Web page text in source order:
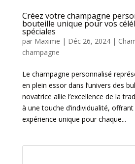
Créez votre champagne
bouteille unique pour vos
spéciales
par Maxime | Déc 26, 2024|
champagne
Le champagne personnalisé
en plein essor dans l’univers des
novatrice allie l’excellence de la
à une touche d’individualité,
expérience unique pour chaque...